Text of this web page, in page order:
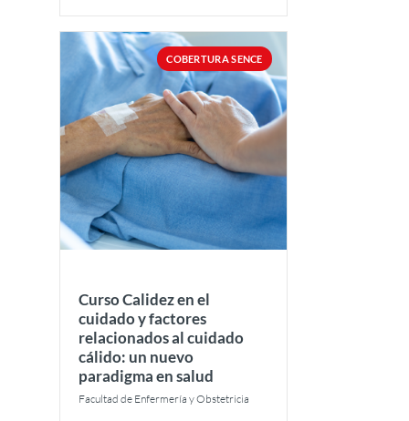
COBERTURA SENCE
Curso Calidez en el
cuidado y factores
relacionados al cuidado
cálido: un nuevo
paradigma en salud
Facultad de Enfermería y Obstetricia